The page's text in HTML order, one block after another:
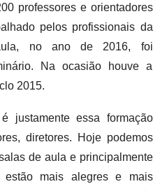
professores e orientadores
pelos profissionais da
no ano de 2016, foi
Na ocasião houve a
2015.
justamente essa formação
diretores. Hoje podemos
de aula e principalmente
mais alegres e mais